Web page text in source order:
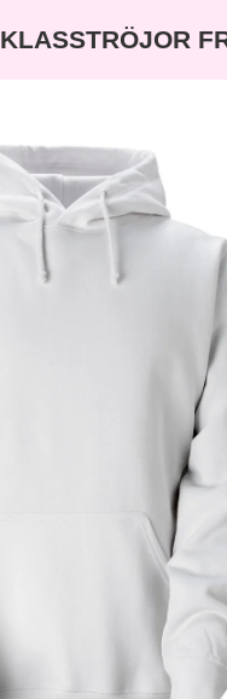
KLASSTRÖJOR